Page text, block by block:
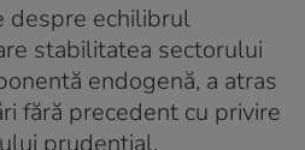
despre echilibrul
stabilitatea sectorului
endogenă, a atras
fără precedent cu privire
prudențial.